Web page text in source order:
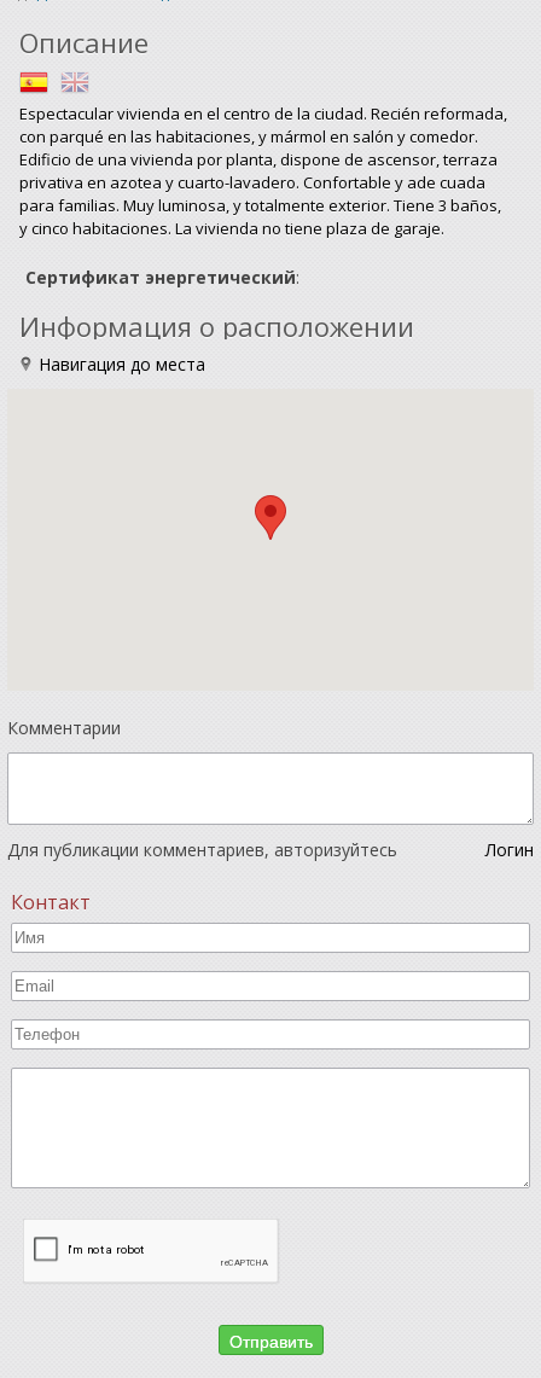
Описание
Espectacular vivienda en el centro de la ciudad. Recién reformada,
con parqué en las habitaciones, y mármol en salón y comedor.
Edificio de una vivienda por planta, dispone de ascensor, terraza
privativa en azotea y cuarto-lavadero. Confortable y ade cuada
para familias. Muy luminosa, y totalmente exterior. Tiene 3 baños,
y cinco habitaciones. La vivienda no tiene plaza de garaje.
Сертификат энергетический:
Информация о расположении
Навигация до места
Комментарии
Для публикации комментариев, авторизуйтесь Логин
Контакт